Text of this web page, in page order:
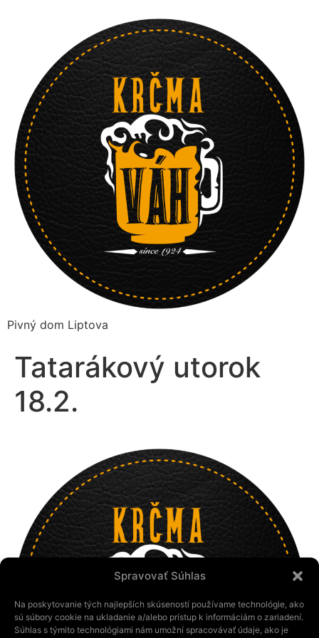
Spravovať Súhlas
Na poskytovanie tých najlepších skúseností používame technológie, ako
sú súbory cookie na ukladanie a/alebo prístup k informáciám o zariadení.
Súhlas s týmito technológiami nám umožní spracovávať údaje, ako je
Pivný dom Liptova
Tatarákový utorok
18.2.